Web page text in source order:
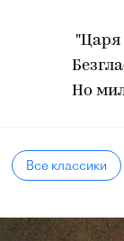
"Царя
Но
Все классики